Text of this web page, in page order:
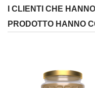
I CLIENTI CHE
PRODOTTO HANNO